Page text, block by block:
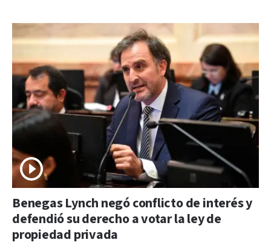
Benegas Lynch negó conflicto de interés y
defendió su derecho a votar la ley de
propiedad privada